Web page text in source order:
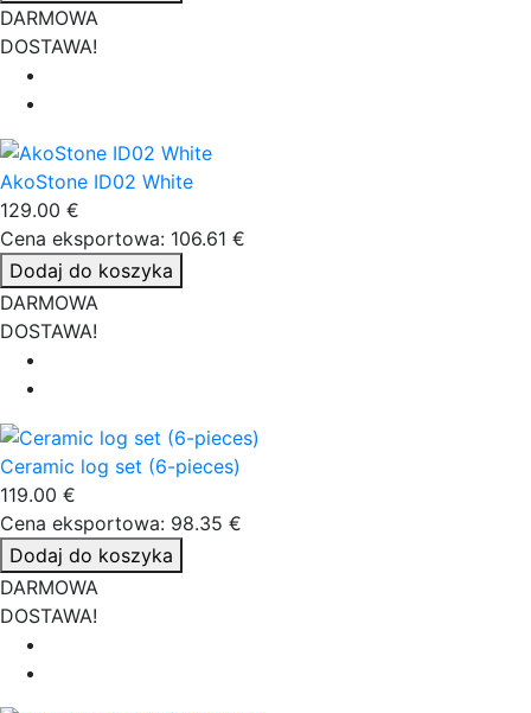
DARMOWA
DOSTAWA!
AkoStone ID02 White
129.00 €
Cena eksportowa: 106.61 €
Dodaj do koszyka
DARMOWA
DOSTAWA!
Ceramic log set (6-pieces)
119.00 €
Cena eksportowa: 98.35 €
Dodaj do koszyka
DARMOWA
DOSTAWA!